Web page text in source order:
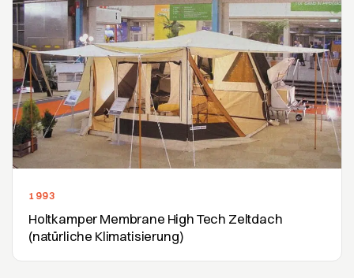
1993
Holtkamper Membrane High Tech Zeltdach
(natürliche Klimatisierung)